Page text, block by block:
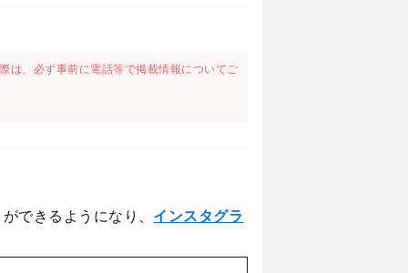
は、必ず事前に電話等で掲載情報についてご
できるようになり、 インスタグラ